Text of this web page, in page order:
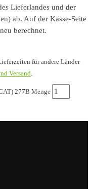
Lieferlandes und der
ab. Auf der Kasse-Seite
berechnet.
für andere Länder
Versand
277B Menge